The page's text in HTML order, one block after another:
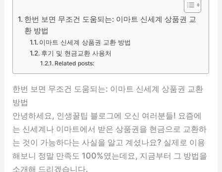
한번 보면 무조건 도움되는: 이마트 신세계 상품권 교
환 방법
이마트 신세계 상품권 교환 방법
후기 및 현금교환 사용처
Related posts:
한번 보면 무조건 도움되는: 이마트 신세계 상품권 교환
방법
안녕하세요, 인생꿀팁 블로그에 오신 여러분들! 요즘에
는 신세계나 이마트에서 받은 상품권을 현금으로 교환하
는 것이 가능하다는 사실을 알고 계셨나요? 실제로 이용
해보니 정말 만족도 100%였는데요, 지금부터 그 방법을
소개해 드리겠습니다.